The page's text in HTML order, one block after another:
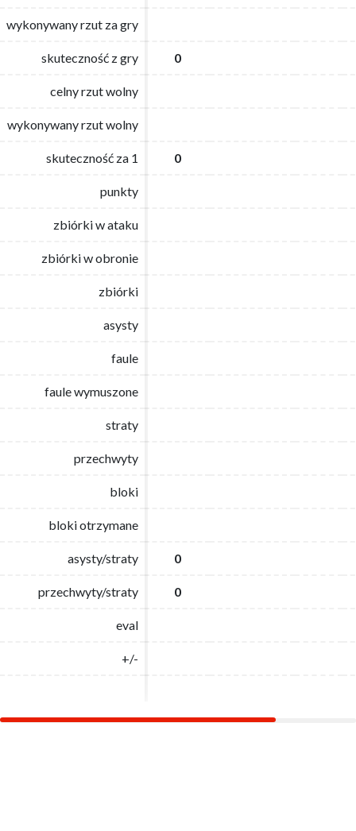
wykonywany rzut za gry
skuteczność z gry 0
celny rzut wolny
wykonywany rzut wolny
skuteczność za 1 0
punkty
zbiórki w ataku
zbiórki w obronie
zbiórki
asysty
faule
faule wymuszone
straty
przechwyty
bloki
bloki otrzymane
asysty/straty 0
przechwyty/straty 0
eval
+/-
wykonywany rzut za gry
skuteczność z gry 0
celny rzut wolny
wykonywany rzut wolny
skuteczność za 1 0
punkty
zbiórki w ataku
zbiórki w obronie
zbiórki
asysty
faule
faule wymuszone
straty
przechwyty
bloki
bloki otrzymane
asysty/straty 0
przechwyty/straty 0
eval
+/-